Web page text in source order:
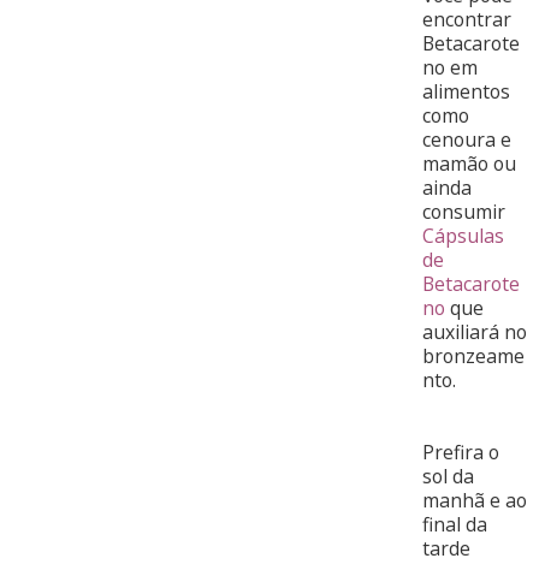
encontrar
Betacarote
no em
alimentos
como
cenoura e
mamão ou
ainda
consumir
Cápsulas
de
Betacarote
no que
auxiliará no
bronzeame
nto.
Prefira o
sol da
manhã e ao
final da
tarde